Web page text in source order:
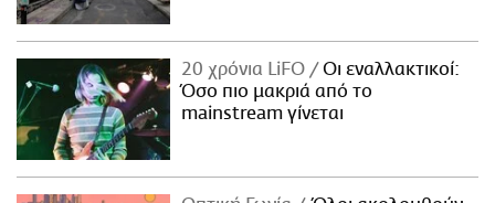
20 χρόνια LiFO
Οι εναλλακτικοί:
Όσο πιο μακριά από το
mainstream γίνεται